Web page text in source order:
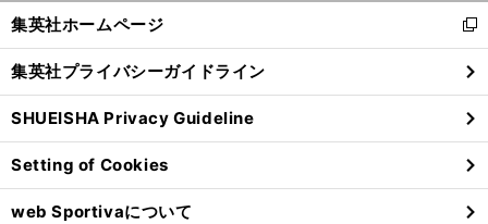
古
、
？
閉
る
集英社ホームページ
新
し
い
ウ
ィ
ン
ド
ウ
で
集英社プライバシーガイドライン
SHUEISHA Privacy Guideline
Setting of Cookies
web Sportivaについて